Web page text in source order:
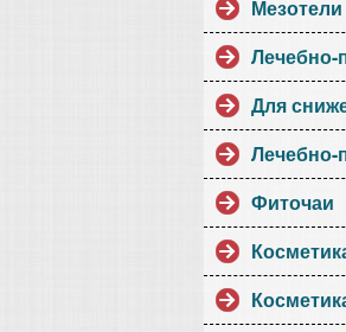
Мезотели
Лечебно-
Для
Лечебно-
Фиточаи